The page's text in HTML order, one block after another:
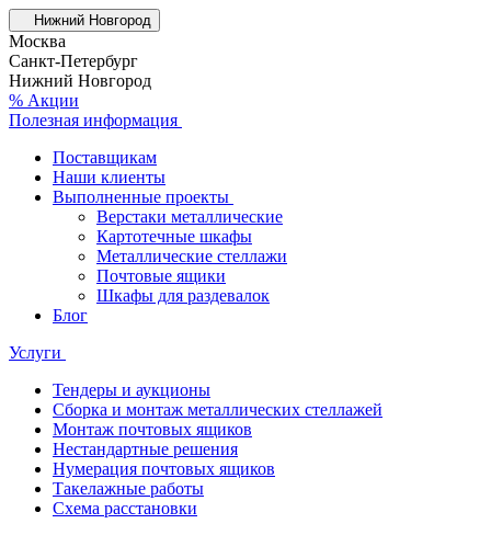
Нижний Новгород
Москва
Санкт-Петербург
Нижний Новгород
% Акции
Полезная информация
Поставщикам
Наши клиенты
Выполненные проекты
Верстаки металлические
Картотечные шкафы
Металлические стеллажи
Почтовые ящики
Шкафы для раздевалок
Блог
Услуги
Тендеры и аукционы
Сборка и монтаж металлических стеллажей
Монтаж почтовых ящиков
Нестандартные решения
Нумерация почтовых ящиков
Такелажные работы
Схема расстановки